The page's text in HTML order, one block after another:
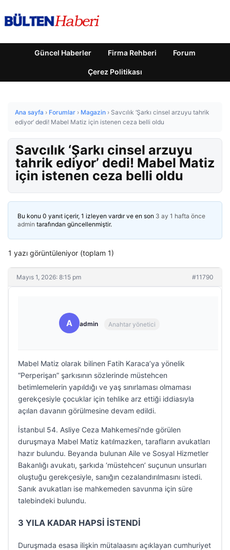
Güncel Haberler Firma Rehberi Forum
Çerez Politikası
Ana sayfa › Forumlar › Magazin › Savcılık ‘Şarkı cinsel arzuyu tahrik
ediyor’ dedi! Mabel Matiz için istenen ceza belli oldu
Savcılık ‘Şarkı cinsel arzuyu
tahrik ediyor’ dedi! Mabel Matiz
için istenen ceza belli oldu
Bu konu 0 yanıt içerir, 1 izleyen vardır ve en son 3 ay 1 hafta önce
admin tarafından güncellenmiştir.
1 yazı görüntüleniyor (toplam 1)
Mayıs 1, 2026: 8:15 pm #11790
A admin Anahtar yönetici
Mabel Matiz olarak bilinen Fatih Karaca’ya yönelik
“Perperişan” şarkısının sözlerinde müstehcen
betimlemelerin yapıldığı ve yaş sınırlaması olmaması
gerekçesiyle çocuklar için tehlike arz ettiği iddiasıyla
açılan davanın görülmesine devam edildi.
İstanbul 54. Asliye Ceza Mahkemesi’nde görülen
duruşmaya Mabel Matiz katılmazken, tarafların avukatları
hazır bulundu. Beyanda bulunan Aile ve Sosyal Hizmetler
Bakanlığı avukatı, şarkıda ‘müstehcen’ suçunun unsurları
oluştuğu gerekçesiyle, sanığın cezalandırılmasını istedi.
Sanık avukatları ise mahkemeden savunma için süre
talebindeki bulundu.
3 YILA KADAR HAPSİ İSTENDİ
Duruşmada esasa ilişkin mütalaasını açıklayan cumhuriyet